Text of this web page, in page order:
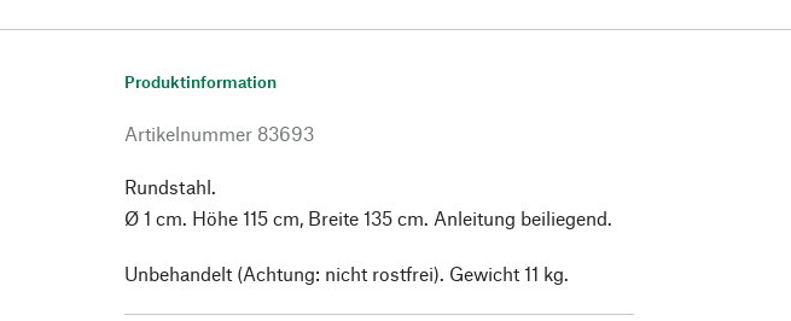
Produktinformation
Artikelnummer 83693
Rundstahl.
Ø 1 cm. Höhe 115 cm, Breite 135 cm. Anleitung beiliegend.
Unbehandelt (Achtung: nicht rostfrei). Gewicht 11 kg.